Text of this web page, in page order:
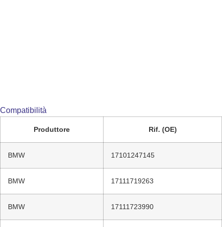
Compatibilità
Produttore Rif. (OE)
BMW 17101247145
BMW 17111719263
BMW 17111723990